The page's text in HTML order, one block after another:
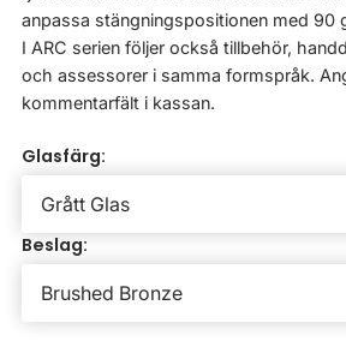
anpassa stängningspositionen med 90
I ARC serien följer också tillbehör,
och assessorer i samma formspråk.
kommentarfält i kassan.
Glasfärg:
Beslag: